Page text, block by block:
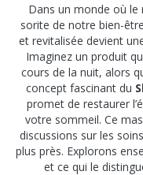
Dans un monde où
sorite de notre bien-
et revitalisée devient
Imaginez un produit
cours de la nuit, alors
concept fascinant du
promet de restaurer
votre sommeil. Ce
discussions sur les
plus près. Explorons
et ce qui le